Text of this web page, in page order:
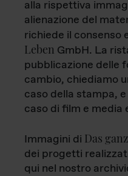
alla rispettiva
alienazione del
richiede il consenso
Leben GmbH. La
pubblicazione delle
cambio, chiediamo
caso della stampa,
caso di film e media
Immagini di Das
dei progetti
qui nel nostro